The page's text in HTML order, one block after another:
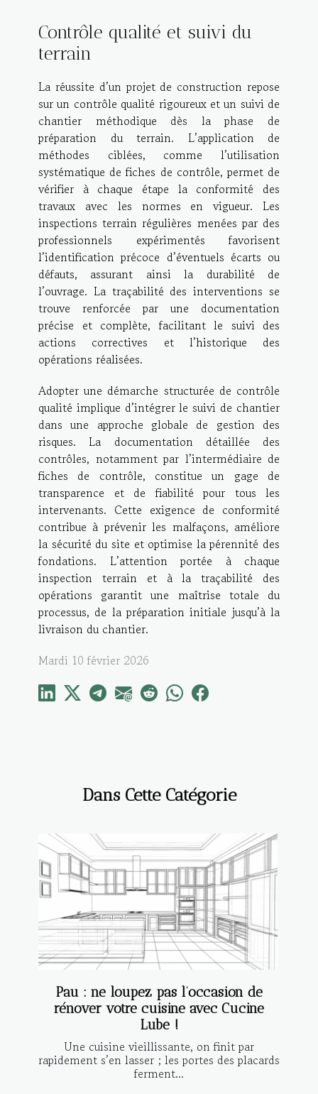
Contrôle qualité et suivi du
terrain
La réussite d’un projet de construction repose
sur un contrôle qualité rigoureux et un suivi de
chantier méthodique dès la phase de
préparation du terrain. L’application de
méthodes ciblées, comme l’utilisation
systématique de fiches de contrôle, permet de
vérifier à chaque étape la conformité des
travaux avec les normes en vigueur. Les
inspections terrain régulières menées par des
professionnels expérimentés favorisent
l’identification précoce d’éventuels écarts ou
défauts, assurant ainsi la durabilité de
l’ouvrage. La traçabilité des interventions se
trouve renforcée par une documentation
précise et complète, facilitant le suivi des
actions correctives et l’historique des
opérations réalisées.
Adopter une démarche structurée de contrôle
qualité implique d’intégrer le suivi de chantier
dans une approche globale de gestion des
risques. La documentation détaillée des
contrôles, notamment par l’intermédiaire de
fiches de contrôle, constitue un gage de
transparence et de fiabilité pour tous les
intervenants. Cette exigence de conformité
contribue à prévenir les malfaçons, améliore
la sécurité du site et optimise la pérennité des
fondations. L’attention portée à chaque
inspection terrain et à la traçabilité des
opérations garantit une maîtrise totale du
processus, de la préparation initiale jusqu’à la
livraison du chantier.
Mardi 10 février 2026
Dans Cette Catégorie
Pau : ne loupez pas l’occasion de
rénover votre cuisine avec Cucine
Lube !
Une cuisine vieillissante, on finit par
rapidement s’en lasser ; les portes des placards
ferment...